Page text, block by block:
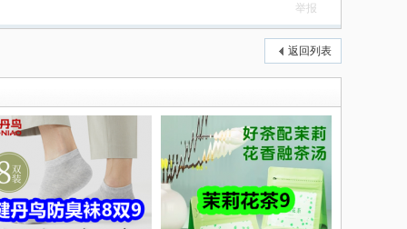
举报
返回列表